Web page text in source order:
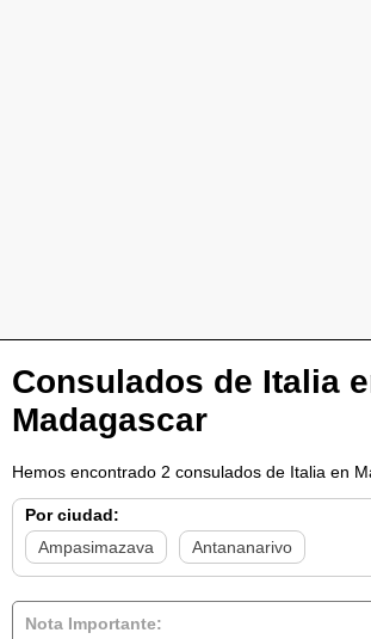
Consulados de Italia
Madagascar
Hemos encontrado 2 consulados de Italia en
Por ciudad:
Ampasimazava
Antananarivo
Nota Importante: